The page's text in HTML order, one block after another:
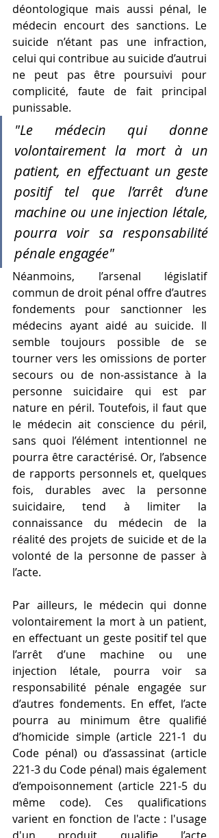
déontologique mais aussi pénal, le
médecin encourt des sanctions. Le
suicide n’étant pas une infraction,
celui qui contribue au suicide d’autrui
ne peut pas être poursuivi pour
complicité, faute de fait principal
punissable.
"Le médecin qui donne
volontairement la mort à un
patient, en effectuant un geste
positif tel que l’arrêt d’une
machine ou une injection létale,
pourra voir sa responsabilité
pénale engagée"
Néanmoins, l’arsenal législatif
commun de droit pénal offre d’autres
fondements pour sanctionner les
médecins ayant aidé au suicide. Il
semble toujours possible de se
tourner vers les omissions de porter
secours ou de non-assistance à la
personne suicidaire qui est par
nature en péril. Toutefois, il faut que
le médecin ait conscience du péril,
sans quoi l’élément intentionnel ne
pourra être caractérisé. Or, l’absence
de rapports personnels et, quelques
fois, durables avec la personne
suicidaire, tend à limiter la
connaissance du médecin de la
réalité des projets de suicide et de la
volonté de la personne de passer à
l’acte.
Par ailleurs, le médecin qui donne
volontairement la mort à un patient,
en effectuant un geste positif tel que
l’arrêt d’une machine ou une
injection létale, pourra voir sa
responsabilité pénale engagée sur
d’autres fondements. En effet, l’acte
pourra au minimum être qualifié
d’homicide simple (article 221-1 du
Code pénal) ou d’assassinat (article
221-3 du Code pénal) mais également
d’empoisonnement (article 221-5 du
même code). Ces qualifications
varient en fonction de l'acte : l'usage